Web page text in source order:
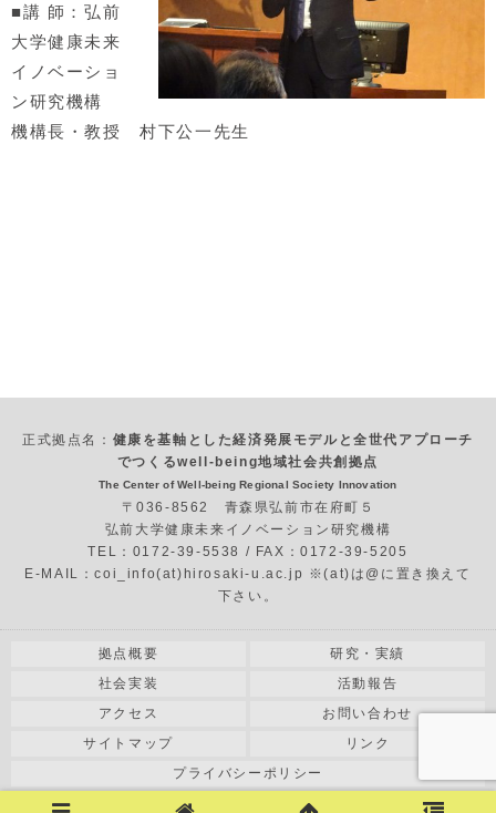
■講 師：弘前
大学健康未来
イノベーショ
ン研究機構
機構長・教授 村下公一先生
正式拠点名： 健康を基軸とした経済発展モデルと全世代アプローチ
でつくるwell-being地域社会共創拠点
The Center of Well-being Regional Society Innovation
〒036-8562 青森県弘前市在府町５
弘前大学健康未来イノベーション研究機構
TEL：0172-39-5538 / FAX：0172-39-5205
E-MAIL：coi_info(at)hirosaki-u.ac.jp ※(at)は@に置き換えて
下さい。
拠点概要
研究・実績
社会実装
活動報告
アクセス
お問い合わせ
サイトマップ
リンク
プライバシーポリシー